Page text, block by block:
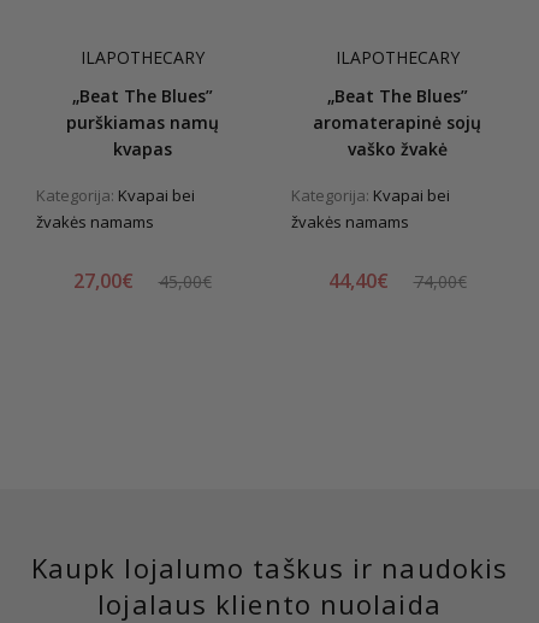
ILAPOTHECARY
„Beat The Blues”
purškiamas namų
kvapas
Kategorija: Kvapai bei
žvakės namams
27,00€ 45,00€
ILAPOTHECARY
„Beat The Blues”
aromaterapinė sojų
vaško žvakė
Kategorija: Kvapai bei
žvakės namams
44,40€ 74,00€
Kaupk lojalumo taškus ir naudokis
lojalaus kliento nuolaida